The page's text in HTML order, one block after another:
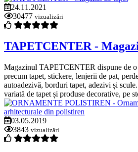
24.11.2021
30477 vizualizări
TAPETCENTER -
Magazinul TAPETCENTER dispune de o
precum tapet, stickere, lenjerii de pat,
autoadezivă, borduri tapet, adezivi și
variată de tapet și produse decorative, pe
03.05.2019
3843 vizualizări